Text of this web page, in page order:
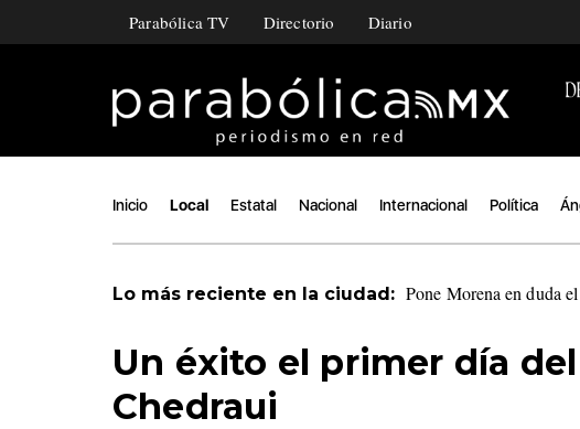
Parabólica TV Directorio Diario
Inicio Local Estatal Nacional Internacional Política
Lo más reciente en la ciudad: Pone Morena en duda
Un éxito el primer día
Chedraui